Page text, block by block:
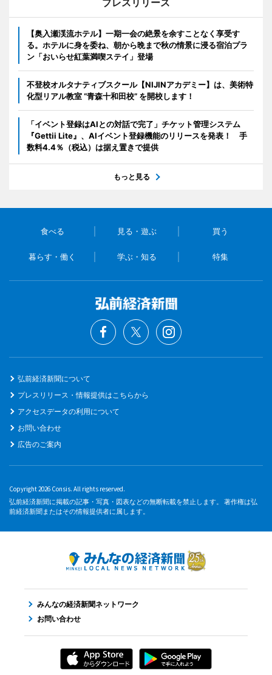
【奥入瀬渓流ホテル】一期一会の絶景を余すことなく享受す
る。ホテルに身を委ね、朝から晩まで秋の情景に浸る宿泊プラ
ン「おいらせ紅葉満喫ステイ」登場
不登校オルタナティブスクール【NIJINアカデミー】は、美術特
化型リアル教室 “青森十和田校” を開校します！
「イベント登録はAIとの対話で完了」チケット管理システム
『Gettii Lite』、AIイベント登録機能のリリースを発表！ 手
数料4.4％（税込）は据え置きで提供
もっと見る
食べる 見る・遊ぶ 買う
暮らす・働く 学ぶ・知る 特集
弘前経済新聞について
プレスリリース・情報提供はこちらから
アクセスデータの利用について
お問い合わせ
広告のご案内
Copyright 2026 Consis. All rights reserved.
弘前経済新聞に掲載の記事・写真・図表などの無断転載を禁止します。 著作権は弘
前経済新聞またはその情報提供者に属します。
みんなの経済新聞ネットワーク
お問い合わせ